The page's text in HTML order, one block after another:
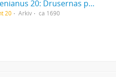
Codex Berggrenianus 20: Drusernas på Libanon heliga bok
20 Arkiv ca 1690